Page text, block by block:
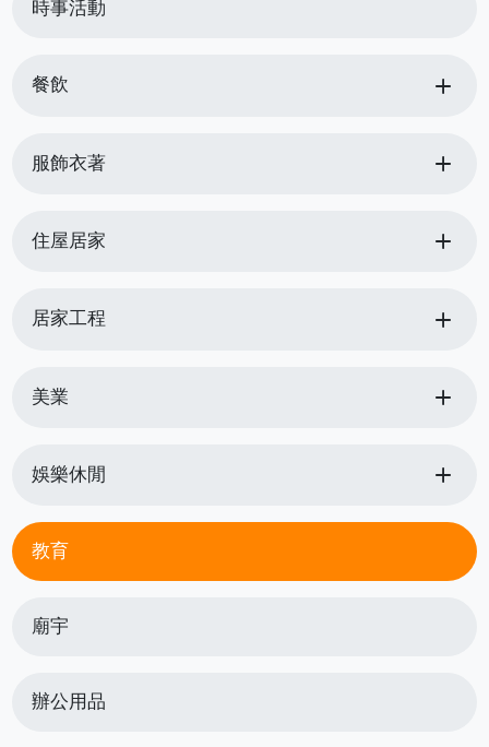
時事活動
餐飲 add
服飾衣著 add
住屋居家 add
居家工程 add
美業 add
娛樂休閒 add
教育
廟宇
辦公用品